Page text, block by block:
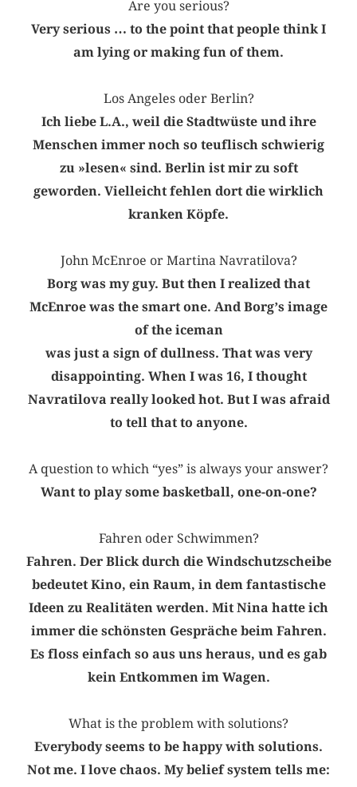
Are you serious?
Very serious … to the point that people think I
am lying or making fun of them.
Los Angeles oder Berlin?
Ich liebe L.A., weil die Stadtwüste und ihre
Menschen immer noch so teuflisch schwierig
zu »lesen« sind. Berlin ist mir zu soft
geworden. Vielleicht fehlen dort die wirklich
kranken Köpfe.
John McEnroe or Martina Navratilova?
Borg was my guy. But then I realized that
McEnroe was the smart one. And Borgʼs image
of the iceman
was just a sign of dullness. That was very
disappointing. When I was 16, I thought
Navratilova really looked hot. But I was afraid
to tell that to anyone.
A question to which “yes” is always your answer?
Want to play some basketball, one-on-one?
Fahren oder Schwimmen?
Fahren. Der Blick durch die Windschutzscheibe
bedeutet Kino, ein Raum, in dem fantastische
Ideen zu Realitäten werden. Mit Nina hatte ich
immer die schönsten Gespräche beim Fahren.
Es floss einfach so aus uns heraus, und es gab
kein Entkommen im Wagen.
What is the problem with solutions?
Everybody seems to be happy with solutions.
Not me. I love chaos. My belief system tells me: